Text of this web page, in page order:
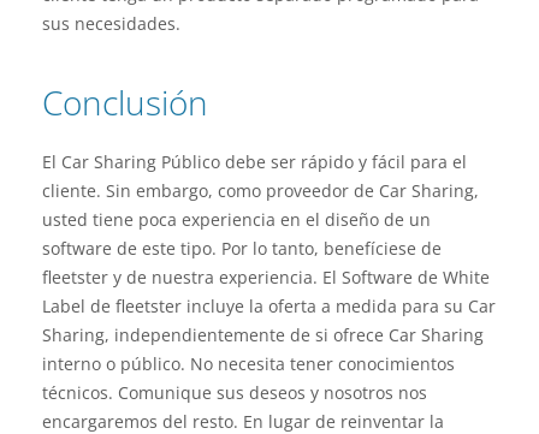
sus necesidades.
Conclusión
El Car Sharing Público debe ser rápido y fácil para el
cliente. Sin embargo, como proveedor de Car Sharing,
usted tiene poca experiencia en el diseño de un
software de este tipo. Por lo tanto, benefíciese de
fleetster y de nuestra experiencia. El Software de White
Label de fleetster incluye la oferta a medida para su Car
Sharing, independientemente de si ofrece Car Sharing
interno o público. No necesita tener conocimientos
técnicos. Comunique sus deseos y nosotros nos
encargaremos del resto. En lugar de reinventar la